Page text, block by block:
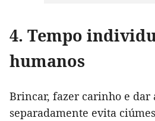
4. Tempo
humanos
Brincar, fazer carinho e dar
separadamente evita